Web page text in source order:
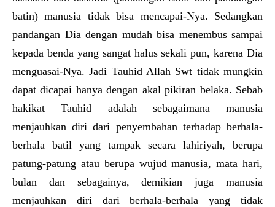
batin) manusia tidak bisa mencapai-Nya. Sedangkan
pandangan Dia dengan mudah bisa menembus sampai
kepada benda yang sangat halus sekali pun, karena Dia
menguasai-Nya. Jadi Tauhid Allah Swt tidak mungkin
dapat dicapai hanya dengan akal pikiran belaka. Sebab
hakikat Tauhid adalah sebagaimana manusia
menjauhkan diri dari penyembahan terhadap berhala-
berhala batil yang tampak secara lahiriyah, berupa
patung-patung atau berupa wujud manusia, mata hari,
bulan dan sebagainya, demikian juga manusia
menjauhkan diri dari berhala-berhala yang tidak